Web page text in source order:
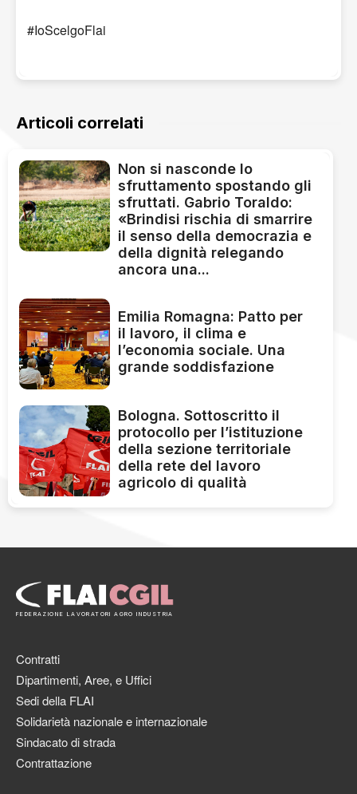
#IoScelgoFlai
Articoli correlati
Non si nasconde lo
sfruttamento spostando gli
sfruttati. Gabrio Toraldo:
«Brindisi rischia di smarrire
il senso della democrazia e
della dignità relegando
ancora una...
Emilia Romagna: Patto per
il lavoro, il clima e
l’economia sociale. Una
grande soddisfazione
Bologna. Sottoscritto il
protocollo per l’istituzione
della sezione territoriale
della rete del lavoro
agricolo di qualità
FEDERAZIONE LAVORATORI AGRO INDUSTRIA
Contratti
Dipartimenti, Aree, e Uffici
Sedi della FLAI
Solidarietà nazionale e internazionale
Sindacato di strada
Contrattazione